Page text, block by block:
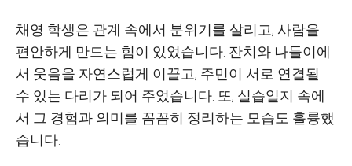
채영 학생은 관계 속에서 분위기를 살리고, 사람을
편안하게 만드는 힘이 있었습니다 잔치와 나들이에
서 웃음을 자연스럽게 이끌고, 주민이 서로 연결될
수 있는 다리가 되어 주었습니다 또, 실습일지 속에
서 그 경험과 의미를 꼼꼼히 정리하는 모습도 훌륭했
습니다